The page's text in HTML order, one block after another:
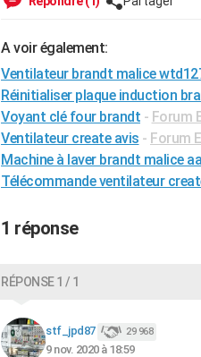
A voir également:
Ventilateur brandt malice
Réinitialiser plaque induction
Voyant clé four brandt - Forum
Ventilateur create avis - Forum
Machine à laver brandt malice
Télécommande ventilateur
1 réponse
RÉPONSE 1 / 1
stf_jpd87 29 968
9 nov. 2020 à 18:59